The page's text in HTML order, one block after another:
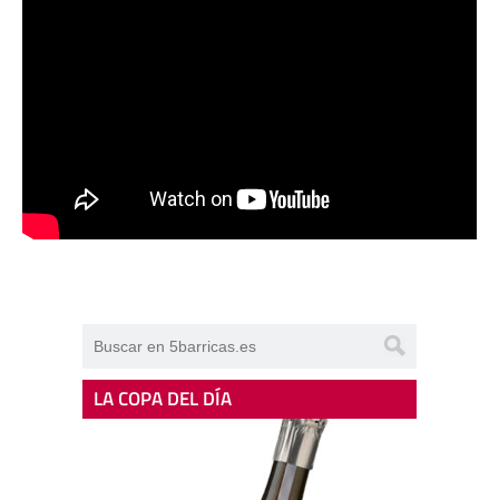
LA COPA DEL DÍA